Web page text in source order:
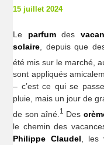
15 juillet 2024
Le parfumdes
solaire , depuis que
été mis sur le marché,
sont appliqués
– c’est ce qui se
pluie, mais un jour de
de son aîné. 1 Des
le chemin des
Philippe Claudel , les